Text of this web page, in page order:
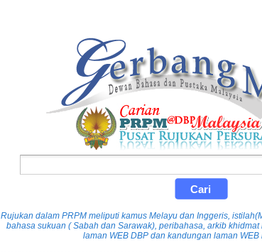
Rujukan dalam PRPM meliputi kamus Melayu dan Inggeris,
bahasa sukuan ( Sabah dan Sarawak), peribahasa, arkib
laman WEB DBP dan kandungan laman